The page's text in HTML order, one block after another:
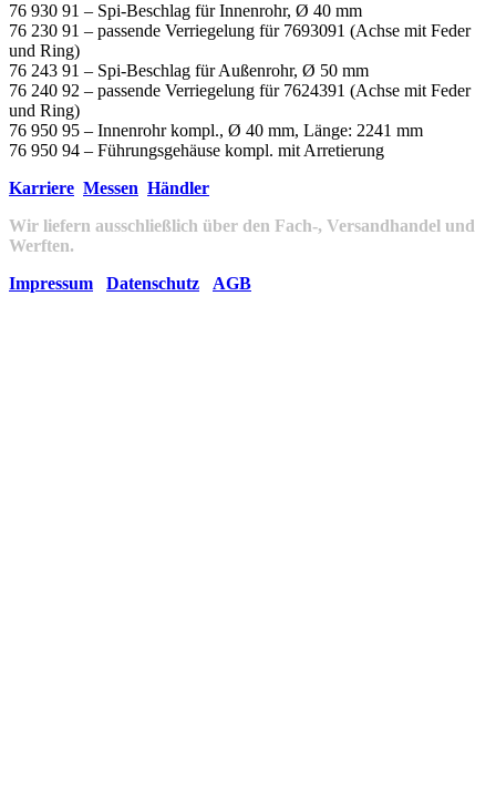
76 930 91 – Spi-Beschlag für Innenrohr, Ø 40 mm
76 230 91 – passende Verriegelung für 7693091 (Achse mit Feder
und Ring)
76 243 91 – Spi-Beschlag für Außenrohr, Ø 50 mm
76 240 92 – passende Verriegelung für 7624391 (Achse mit Feder
und Ring)
76 950 95 – Innenrohr kompl., Ø 40 mm, Länge: 2241 mm
76 950 94 – Führungsgehäuse kompl. mit Arretierung
Karriere Messen Händler
Wir liefern ausschließlich über den Fach-, Versandhandel und
Werften.
Impressum
Datenschutz AGB